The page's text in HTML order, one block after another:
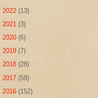
2022 (13)
2021 (3)
2020 (6)
2019 (7)
2018 (28)
2017 (59)
2016 (152)